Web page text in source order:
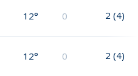
12° 0 2 (4)
12° 0 2 (4)